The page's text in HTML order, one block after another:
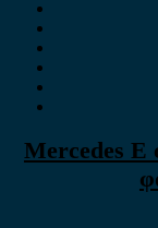
Mercedes E